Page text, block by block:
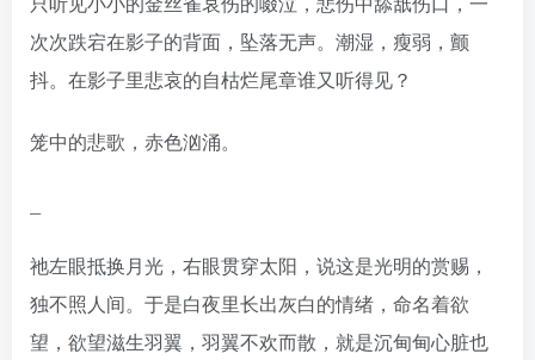
次次跌宕在影子的背面，坠落无声。潮湿，瘦弱，颤
抖。在影子里悲哀的自枯烂尾章谁又听得见？
笼中的悲歌，赤色汹涌。
祂左眼抵换月光，右眼贯穿太阳，说这是光明的赏赐，
独不照人间。于是白夜里长出灰白的情绪，命名着欲
望，欲望滋生羽翼，羽翼不欢而散，就是沉甸甸心脏也